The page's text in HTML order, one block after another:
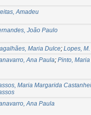
Amadeu
João Paulo
Maria Dulce; Lopes, M.
Ana Paula; Pinto,
Maria Margarida
Ana Paula